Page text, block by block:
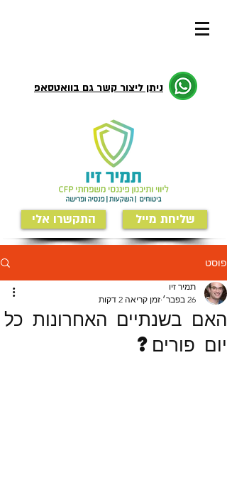
ניתן ליצור קשר גם בוואטסאפ
התקשרו אלי שליחת מייל
פוסט
האם בשנתיים האחרונות כל
יום פורים?
תמיר זיו
26 בפבר׳
זמן קריאה 2 דקות